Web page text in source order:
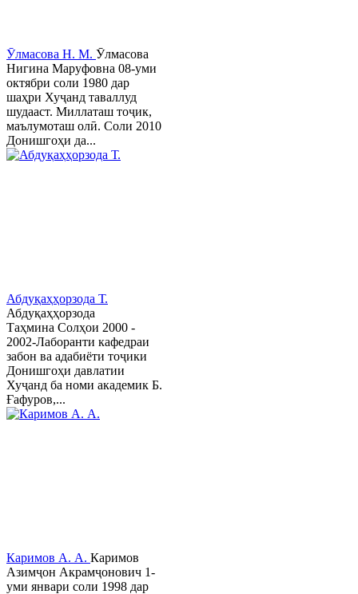
Ӯлмасова Н. М. Ӯлмасова
Нигина Маруфовна 08-уми
октябри соли 1980 дар
шаҳри Хуҷанд таваллуд
шудааст. Миллаташ тоҷик,
маълумоташ олӣ. Соли 2010
Донишгоҳи да...
Абдуқаҳҳорзода Т.
Абдуқаҳҳорзода
Таҳмина Солҳои 2000 -
2002-Лаборанти кафедраи
забон ва адабиёти тоҷики
Донишгоҳи давлатии
Хуҷанд ба номи академик Б.
Ғафуров,...
Каримов А. А. Каримов
Азимҷон Акрамҷонович 1-
уми январи соли 1998 дар